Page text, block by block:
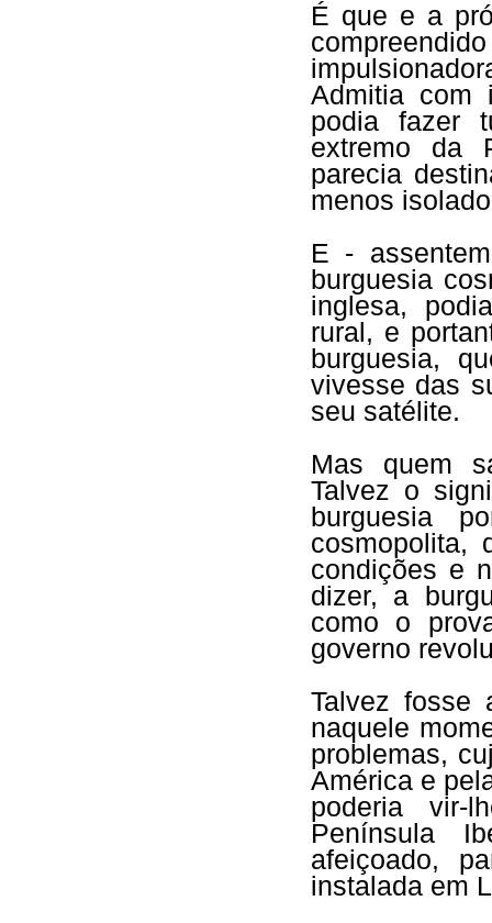
É que e a
Admitia com
podia fazer
extremo da
parecia
menos
E -
burguesia
inglesa,
rural, e
burguesia,
vivesse das
seu satélite.
Mas quem
Talvez o
burguesia
cosmopolita,
condições e
dizer, a
como o
governo
Talvez fosse
naquele
problemas,
América e
poderia vir-
Península
afeiçoado,
instalada em